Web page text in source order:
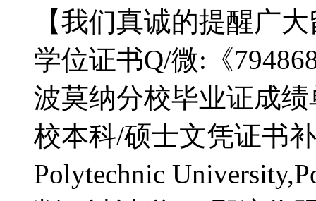
【我们真诚的提醒广
学位证书Q/微:《
波莫纳分校毕业证成
校本科/硕士文凭证书
Polytechnic